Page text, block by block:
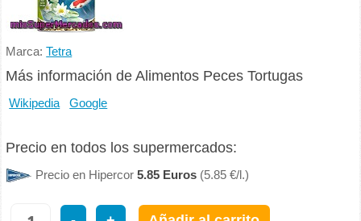
Marca:Tetra
Más información de Alimentos Peces Tortugas
Wikipedia Google
Precio en todos los supermercados:
Precio en Hipercor5.85 Euros (5.85 €/l.)